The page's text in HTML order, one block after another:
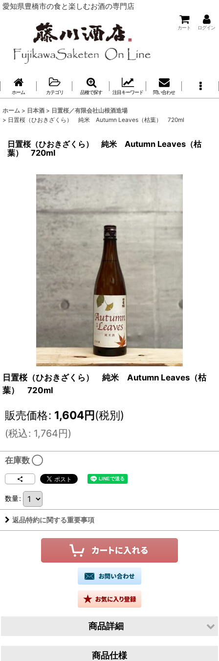
愛知県豊橋市の食と楽しむお酒の専門店
カート ログイン
ホーム カテゴリ 品種で探す 注目キーワード 問い合わせ
ホーム > 日本酒 > 日置桜／有限会社山根酒造場
> 日置桜（ひおきざくら） 純米 Autumn Leaves（枯葉） 720ml
日置桜（ひおきざくら） 純米 Autumn Leaves（枯
葉） 720ml
日置桜（ひおきざくら） 純米 Autumn Leaves（枯
葉） 720ml
販売価格: 1,604円(税別)
(税込: 1,764円)
在庫数 ◯
数量:
返品特約に関する重要事項
商品詳細
商品仕様